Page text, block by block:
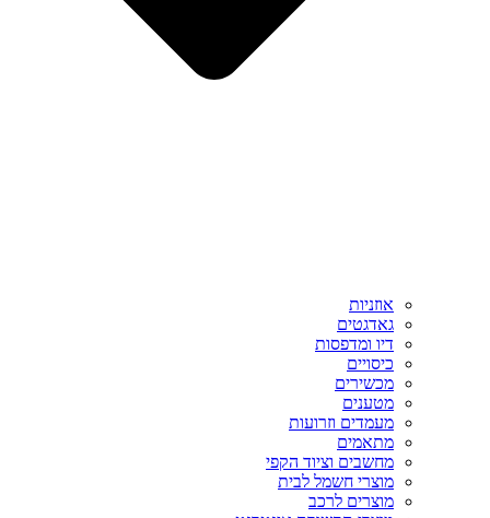
אוזניות
גאדגטים
דיו ומדפסות
כיסויים
מכשירים
מטענים
מעמדים וזרועות
מתאמים
מחשבים וציוד הקפי
מוצרי חשמל לבית
מוצרים לרכב